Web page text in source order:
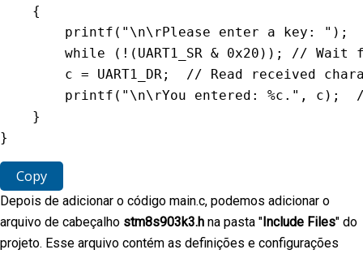
{
printf ( "\n\rPlease enter a key: " ) ;
while
( ! ( UART1_SR & 0x20 ) ) ;
// Wait
        c
= UART1_DR;
// Read received
printf ( "\n\rYou entered: %c." , c ) ;
}
}
Copy
Depois de adicionar o código main.c, podemos adicionar o
arquivo de cabeçalho stm8s903k3.h na pasta "Include Files" do
projeto. Esse arquivo contém as definições e configurações